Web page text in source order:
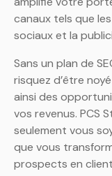
canaux tels que
sociaux et la
Sans un plan de
risquez d’être
ainsi des
vos revenus. PCS
seulement vous
que vous
prospects en